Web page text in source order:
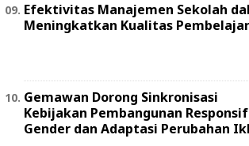
Efektivitas Manajemen Sekolah
Meningkatkan Kualitas
Gemawan Dorong Sinkronisasi
Kebijakan Pembangunan Responsif
Gender dan Adaptasi Perubahan